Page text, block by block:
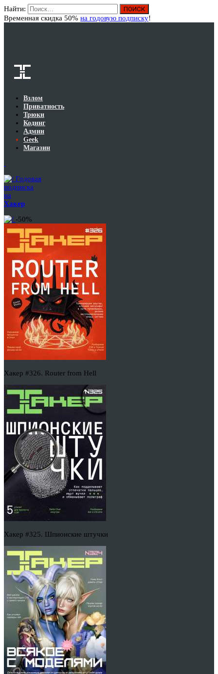
Найти:
Временная скидка 50% на годовую подписку!
Взлом
Приватность
Трюки
Кодинг
Админ
Geek
Магазин
Годовая
подписка
на
Хакер
-50%
Хакер #326. Router from Hell
Хакер #325. Шпионские штучки